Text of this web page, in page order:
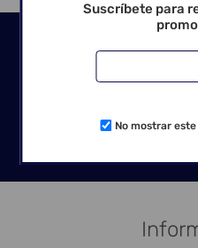
Suscríbete para
No mostrar